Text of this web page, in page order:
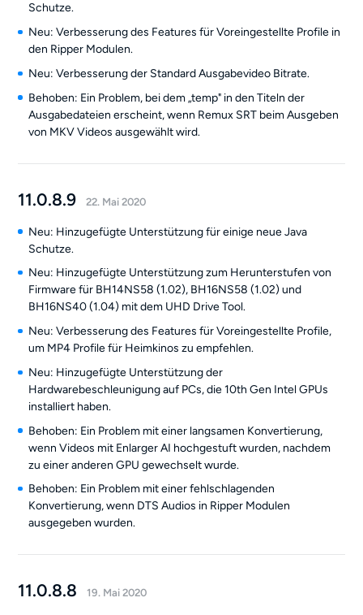
Schutze.
Neu: Verbesserung des Features für Voreingestellte Profile in
den Ripper Modulen.
Neu: Verbesserung der Standard Ausgabevideo Bitrate.
Behoben: Ein Problem, bei dem „temp" in den Titeln der
Ausgabedateien erscheint, wenn Remux SRT beim Ausgeben
von MKV Videos ausgewählt wird.
11.0.8.9 22. Mai 2020
Neu: Hinzugefügte Unterstützung für einige neue Java
Schutze.
Neu: Hinzugefügte Unterstützung zum Herunterstufen von
Firmware für BH14NS58 (1.02), BH16NS58 (1.02) und
BH16NS40 (1.04) mit dem UHD Drive Tool.
Neu: Verbesserung des Features für Voreingestellte Profile,
um MP4 Profile für Heimkinos zu empfehlen.
Neu: Hinzugefügte Unterstützung der
Hardwarebeschleunigung auf PCs, die 10th Gen Intel GPUs
installiert haben.
Behoben: Ein Problem mit einer langsamen Konvertierung,
wenn Videos mit Enlarger AI hochgestuft wurden, nachdem
zu einer anderen GPU gewechselt wurde.
Behoben: Ein Problem mit einer fehlschlagenden
Konvertierung, wenn DTS Audios in Ripper Modulen
ausgegeben wurden.
11.0.8.8 19. Mai 2020